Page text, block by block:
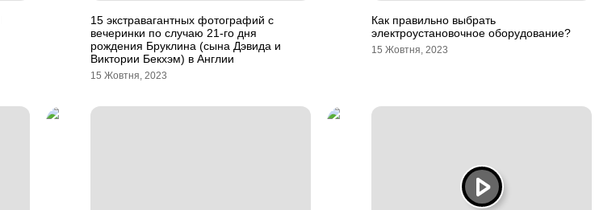
15 экстравагантных фотографий с
вечеринки по случаю 21-го дня
рождения Бруклина (сына Дэвида и
Виктории Бекхэм) в Англии
15 Жовтня, 2023
Как правильно выбрать
электроустановочное оборудование?
15 Жовтня, 2023